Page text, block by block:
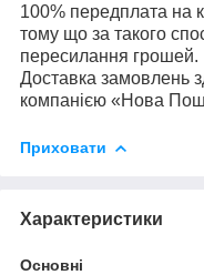
100% передплата на
тому що за такого
пересилання грошей.
Доставка замовлень
компанією «Нова
Приховати
Характеристики
Основні